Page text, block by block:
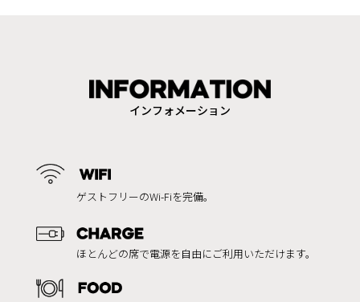
インフォメーション
ゲストフリーのWi-Fiを完備。
ほとんどの席で電源を自由にご利用いただけます。